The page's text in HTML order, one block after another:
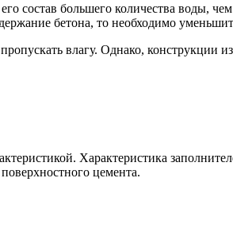
состав большего количества воды,
бетона, то необходимо
влагу. Однако, конструкции
Характеристика
цемента.